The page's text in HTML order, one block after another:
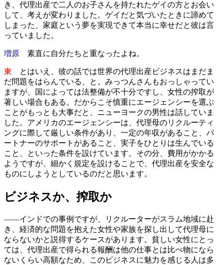
き、代理出産で二人のお子さんを持たれたゲイの方とお会い
して、考えが変わりました。ゲイだと気づいたときに諦めて
しまった、家庭という夢を実現できて本当に幸せだと彼は言
っていました。
増原 素直に自分たちと重なったよね。
東 とはいえ、彼の話では世界の代理出産ビジネスはまだま
だ問題をはらんでいる、と。みっつんさんもおっしゃってい
ますが、国によっては法整備が不十分ですし、女性の搾取が
著しい場合もある。だからこそ慎重にエージェンシーを選ぶ
ことがもっとも大事だと、ニューヨークの男性は話していま
した。アメリカのエージェンシーは、代理母のリクルーティ
ングに際して厳しい条件があり、一定の年収があること、パ
ートナーのサポートがあること、実子をひとりは生んでいる
こと、といった条件を設けています。その分、費用がかかる
ようですが、細かく規定を設けることで、代理出産を安全な
ものにしようとしているのだと思います。
ビジネスか、搾取か
――インドでの事例ですが、リクルーターがスラム地域に赴
き、経済的な問題を抱えた女性や家族を探し出して代理母に
ならないかと説得するケースがあります。貧しい女性にとっ
ては、代理出産で得られる報酬は他の仕事とは比べ物になら
ないくらい高額なため、このビジネスに魅力を感じる人は多